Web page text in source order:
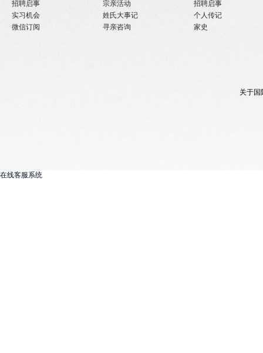
招聘启事
实习机会
微信订阅
宗亲活动
姓氏大事记
寻亲咨询
招聘启事
个人传记
家史
关于国
在线客服系统